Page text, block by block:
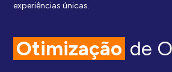
experiências únicas.
Otimização de